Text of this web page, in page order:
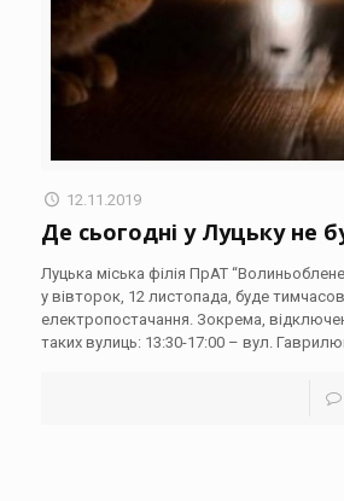
12.11.2019
Де сьогодні у Луцьку не
Луцька міська філія ПрАТ
у вівторок, 12 листопада, буде
електропостачання. Зокрема,
таких вулиць: 13:30-17:00 – вул.